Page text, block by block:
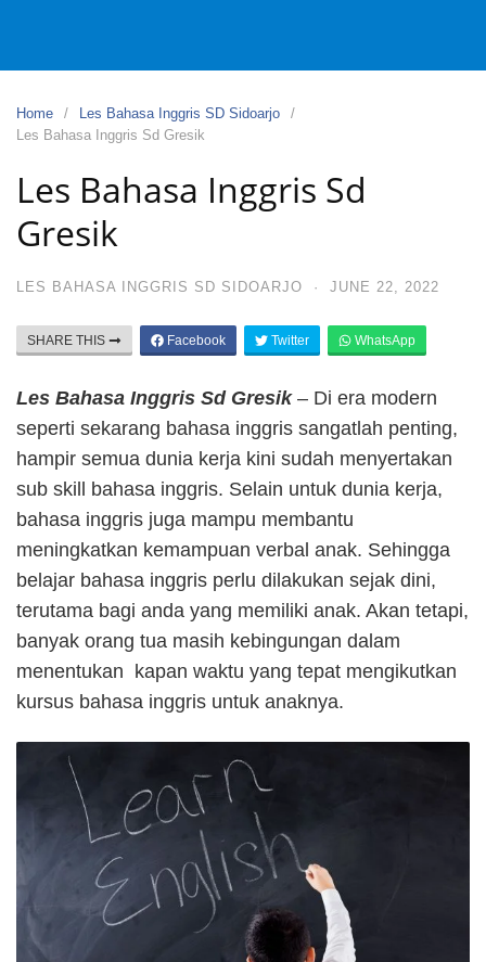
Home
Les Bahasa Inggris SD Sidoarjo
Les Bahasa Inggris Sd Gresik
Les Bahasa Inggris Sd
Gresik
LES BAHASA INGGRIS SD SIDOARJO · JUNE 22, 2022
SHARE THIS Facebook Twitter WhatsApp
Les Bahasa Inggris Sd Gresik – Di era modern
seperti sekarang bahasa inggris sangatlah penting,
hampir semua dunia kerja kini sudah menyertakan
sub skill bahasa inggris. Selain untuk dunia kerja,
bahasa inggris juga mampu membantu
meningkatkan kemampuan verbal anak. Sehingga
belajar bahasa inggris perlu dilakukan sejak dini,
terutama bagi anda yang memiliki anak. Akan tetapi,
banyak orang tua masih kebingungan dalam
menentukan kapan waktu yang tepat mengikutkan
kursus bahasa inggris untuk anaknya.